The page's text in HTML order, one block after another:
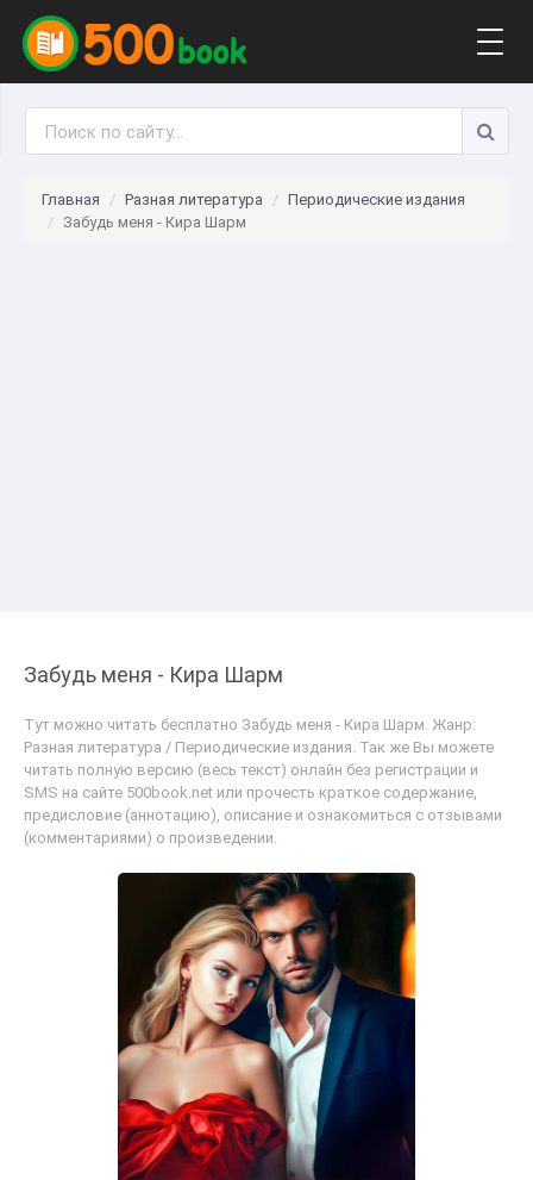
Главная Разная литература
Периодические издания
Забудь меня - Кира Шарм
Забудь меня - Кира Шарм
Тут можно читать бесплатно Забудь меня - Кира Шарм. Жанр:
Разная литература / Периодические издания. Так же Вы можете
читать полную версию (весь текст) онлайн без регистрации и
SMS на сайте 500book.net или прочесть краткое содержание,
предисловие (аннотацию), описание и ознакомиться с отзывами
(комментариями) о произведении.